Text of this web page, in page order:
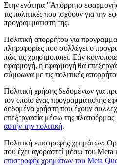
Στην ενότητα "Απόρρητο
τις πολιτικές που ισχύουν για την
προγραμματιστή της.
Πολιτική απορρήτου για
πληροφορίες που συλλέγει ο
πώς τις χρησιμοποιεί. Εάν
εφαρμογή, η εφαρμογή θα
σύμφωνα με τις πολιτικές
Πολιτική χρήσης δεδομένων για
τον οποίο ένας προγραμματιστής
δεδομένα χρήστη που έχουν
επεξεργασία μέσω της πλατφόρμας
αυτήν την πολιτική.
Πολιτική επιστροφής χρημάτων:
που έχει αγοραστεί μέσω του Meta
επιστροφής χρημάτων του Meta